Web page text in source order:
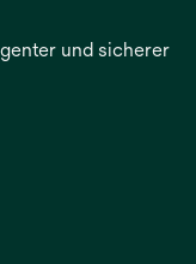
und sicherer